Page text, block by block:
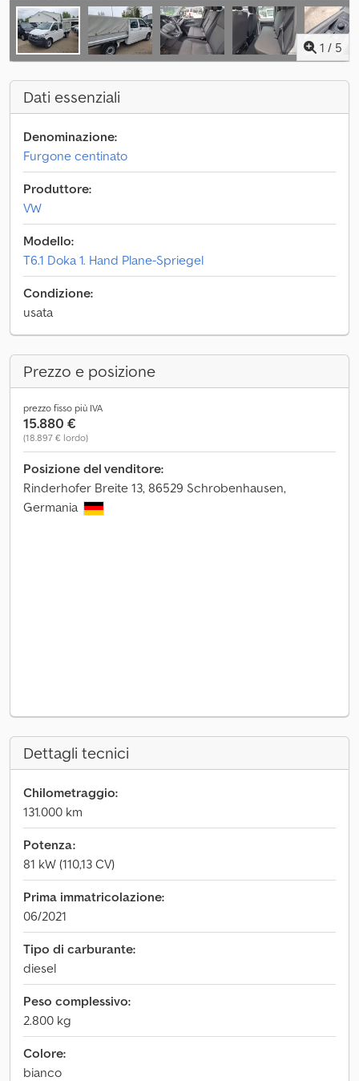
1 / 5
Dati essenziali
Denominazione:
Furgone centinato
Produttore:
VW
Modello:
T6.1 Doka 1. Hand Plane-Spriegel
Condizione:
usata
Prezzo e posizione
prezzo fisso più IVA
15.880 €
(18.897 € lordo)
Posizione del venditore:
Rinderhofer Breite 13, 86529 Schrobenhausen,
Germania
Dettagli tecnici
Chilometraggio:
131.000 km
Potenza:
81 kW (110,13 CV)
Prima immatricolazione:
06/2021
Tipo di carburante:
diesel
Peso complessivo:
2.800 kg
Colore:
bianco